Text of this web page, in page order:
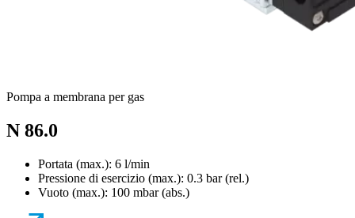
Pompa a membrana per gas
N 86.0
Portata (max.): 6 l/min
Pressione di esercizio (max.): 0.3 bar (rel.)
Vuoto (max.): 100 mbar (abs.)